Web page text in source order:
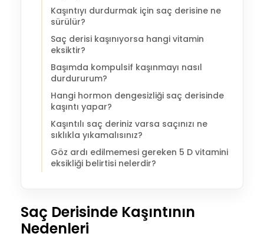
Kaşıntıyı durdurmak için saç derisine ne
sürülür?
Saç derisi kaşınıyorsa hangi vitamin
eksiktir?
Başımda kompulsif kaşınmayı nasıl
durdururum?
Hangi hormon dengesizliği saç derisinde
kaşıntı yapar?
Kaşıntılı saç deriniz varsa saçınızı ne
sıklıkla yıkamalısınız?
Göz ardı edilmemesi gereken 5 D vitamini
eksikliği belirtisi nelerdir?
Saç Derisinde Kaşıntının
Nedenleri